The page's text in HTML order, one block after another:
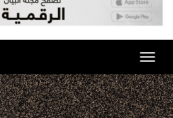
Toggle
navigation